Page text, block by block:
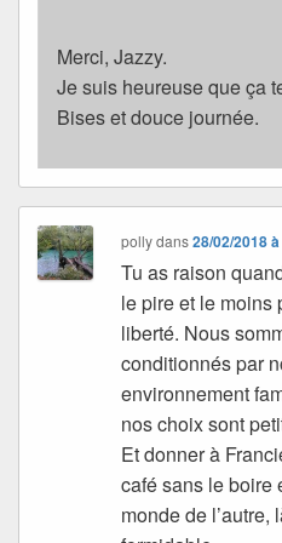
Merci, Jazzy.
Je suis heureuse que ça
Bises et douce journée.
pollydans28/02/2018
Tu as raison
le pire et le moins
liberté. Nous
conditionnés par
environnement
nos choix sont
Et donner à
café sans le boire
monde de l’autre,